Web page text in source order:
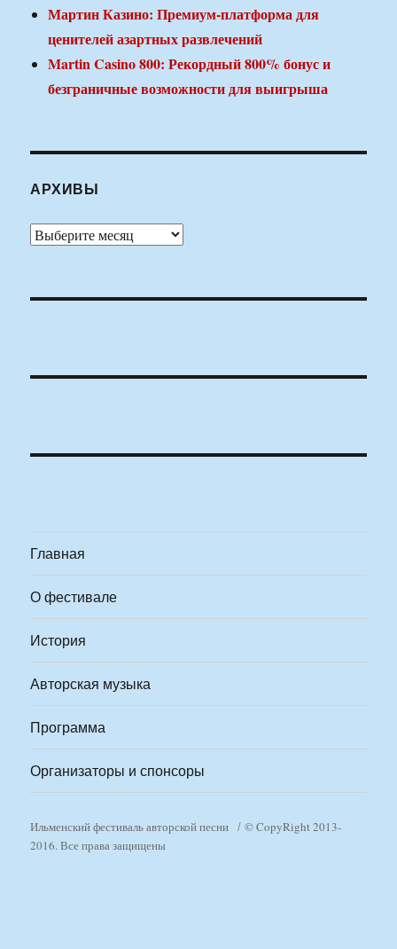
Мартин Казино: Премиум-платформа для
ценителей азартных развлечений
Martin Casino 800: Рекордный 800% бонус и
безграничные возможности для выигрыша
АРХИВЫ
Архивы
Главная
О фестивале
История
Авторская музыка
Программа
Организаторы и спонсоры
Ильменский фестиваль авторской песни
© CopyRight 2013-
2016. Все права защищены